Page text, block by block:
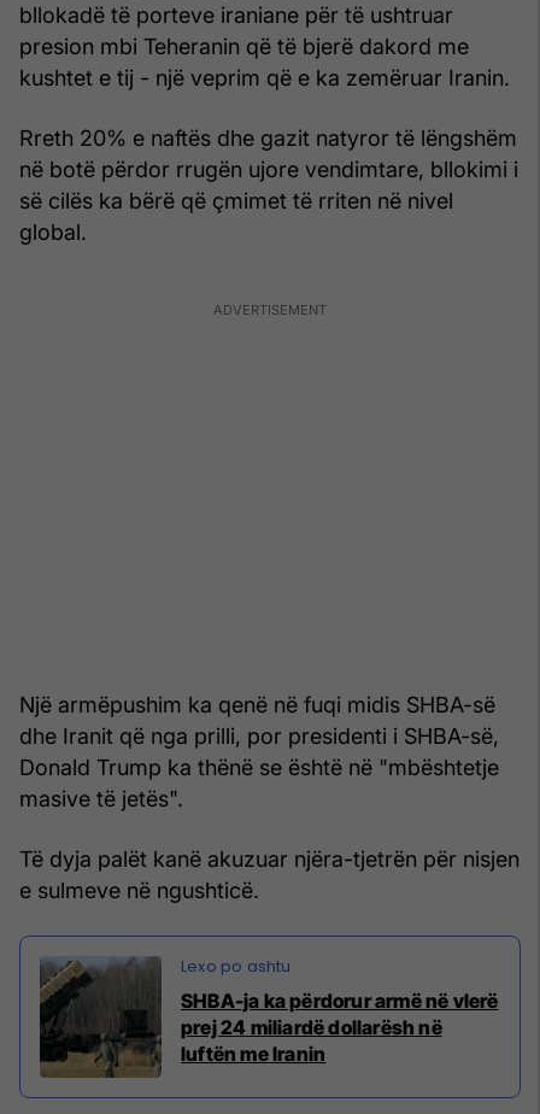
bllokadë të porteve iraniane për të ushtruar
presion mbi Teheranin që të bjerë dakord me
kushtet e tij - një veprim që e ka zemëruar Iranin.
Rreth 20% e naftës dhe gazit natyror të lëngshëm
në botë përdor rrugën ujore vendimtare, bllokimi i
së cilës ka bërë që çmimet të rriten në nivel
global.
Një armëpushim ka qenë në fuqi midis SHBA-së
dhe Iranit që nga prilli, por presidenti i SHBA-së,
Donald Trump ka thënë se është në "mbështetje
masive të jetës".
Të dyja palët kanë akuzuar njëra-tjetrën për nisjen
e sulmeve në ngushticë.
SHBA-ja ka përdorur armë në vlerë
prej 24 miliardë dollarësh në
luftën me Iranin